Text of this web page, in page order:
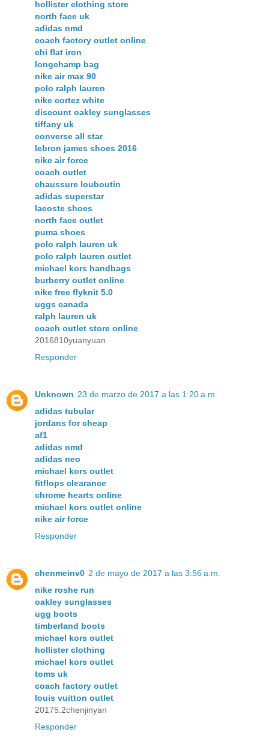
hollister clothing store
north face uk
adidas nmd
coach factory outlet online
chi flat iron
longchamp bag
nike air max 90
polo ralph lauren
nike cortez white
discount oakley sunglasses
tiffany uk
converse all star
lebron james shoes 2016
nike air force
coach outlet
chaussure louboutin
adidas superstar
lacoste shoes
north face outlet
puma shoes
polo ralph lauren uk
polo ralph lauren outlet
michael kors handbags
burberry outlet online
nike free flyknit 5.0
uggs canada
ralph lauren uk
coach outlet store online
2016810yuanyuan
Responder
Unknown 23 de marzo de 2017 a las 1:20 a.m.
adidas tubular
jordans for cheap
af1
adidas nmd
adidas neo
michael kors outlet
fitflops clearance
chrome hearts online
michael kors outlet online
nike air force
Responder
chenmeinv0 2 de mayo de 2017 a las 3:56 a.m.
nike roshe run
oakley sunglasses
ugg boots
timberland boots
michael kors outlet
hollister clothing
michael kors outlet
toms uk
coach factory outlet
louis vuitton outlet
20175.2chenjinyan
Responder